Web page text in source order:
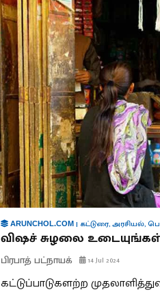
ARUNCHOL.COM | கட்டுரை,அரசியல்,
விஷச் சுழலை
பிரபாத் பட்நாயக் 14 Jul 2024
கட்டுப்பாடுகளற்ற